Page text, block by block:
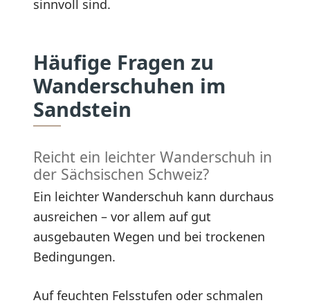
sinnvoll sind.
Häufige Fragen zu
Wanderschuhen im
Sandstein
Reicht ein leichter Wanderschuh in
der Sächsischen Schweiz?
Ein leichter Wanderschuh kann durchaus
ausreichen – vor allem auf gut
ausgebauten Wegen und bei trockenen
Bedingungen.
Auf feuchten Felsstufen oder schmalen